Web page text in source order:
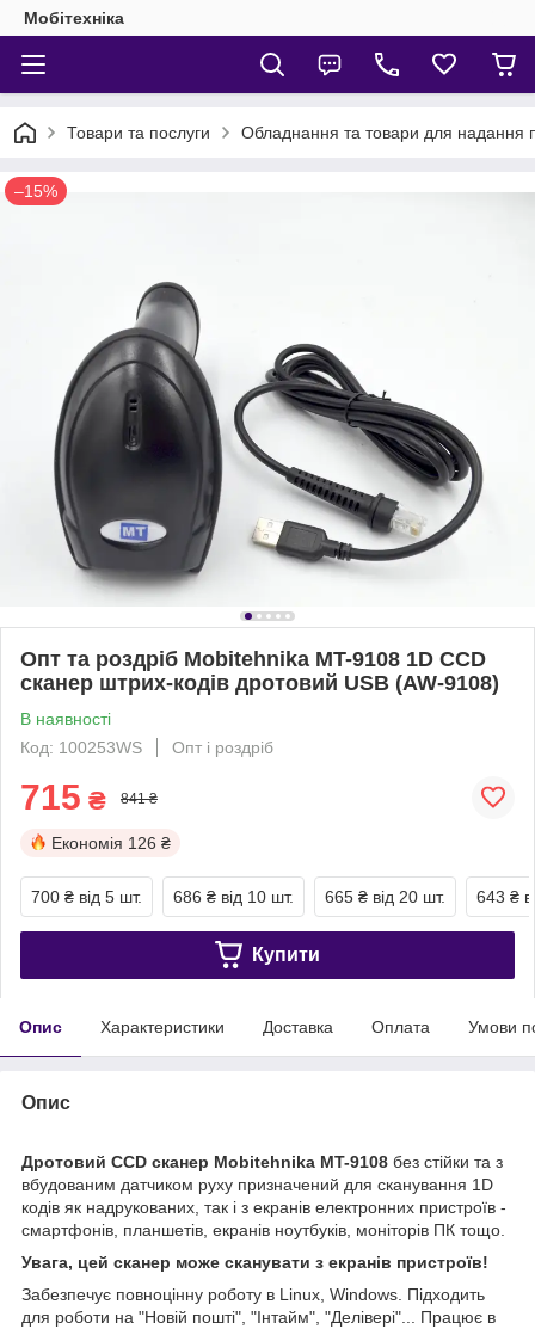
Мобітехніка
Товари та послуги Обладнання та товари для надання
–15%
Опт та роздріб Mobitehnika MT-9108 1D CCD
сканер штрих-кодів дротовий USB (AW-9108)
В наявності
Код: 100253WS
Опт і роздріб
715 ₴ 841 ₴
Економія 126 ₴
700 ₴ від 5 шт. 686 ₴ від 10 шт. 665 ₴ від 20 шт. 643 ₴
Купити
Опис Характеристики Доставка Оплата Умови
Опис
Дротовий CCD сканер Mobitehnika MT-9108 без стійки та з
вбудованим датчиком руху призначений для сканування 1D
кодів як надрукованих, так і з екранів електронних пристроїв -
смартфонів, планшетів, екранів ноутбуків, моніторів ПК тощо.
Увага, цей сканер може сканувати з екранів пристроїв!
Забезпечує повноцінну роботу в Linux, Windows. Підходить
для роботи на "Новій пошті", "Інтайм", "Делівері"... Працює в